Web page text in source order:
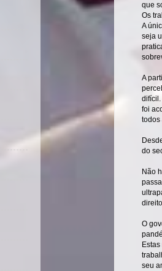
que
Os
A
seja
A
foi
todos
do
Não
O
seu